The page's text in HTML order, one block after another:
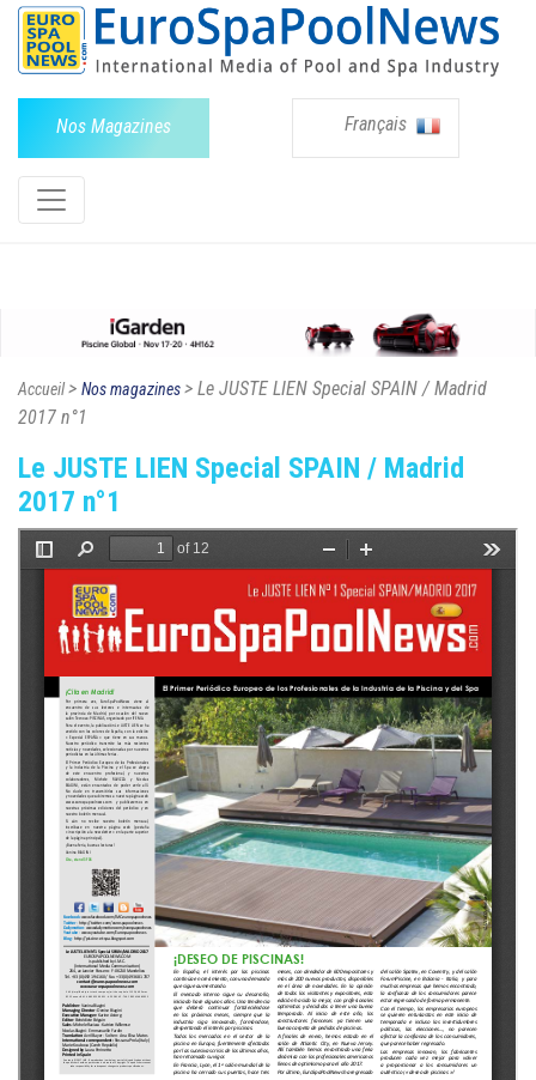
Nos Magazines Français
Accueil> Nos magazines> Le JUSTE LIEN Special SPAIN / Madrid
2017 n°1
Le JUSTE LIEN Special SPAIN / Madrid
2017 n°1